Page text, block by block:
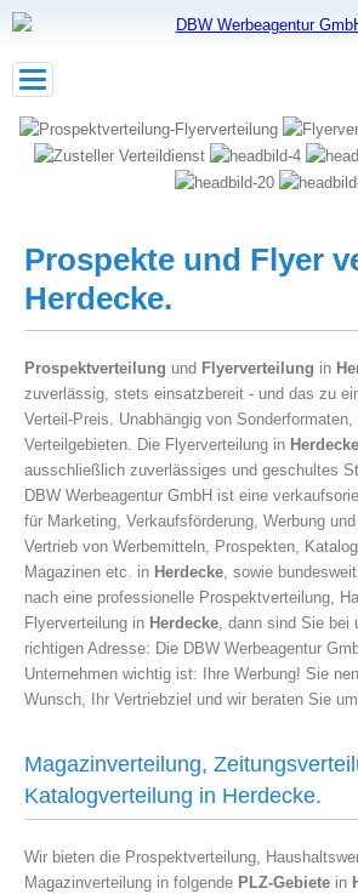
Toggle
Prospekte und Flyer
Herdecke.
Prospektverteilung und Flyerverteilung in
zuverlässig, stets einsatzbereit - und das zu
Verteil-Preis. Unabhängig von
Verteilgebieten. Die Flyerverteilung in Herdecke
ausschließlich zuverlässiges und geschultes
DBW Werbeagentur GmbH ist eine
für Marketing, Verkaufsförderung, Werbung
Vertrieb von Werbemitteln, Prospekten,
Magazinen etc. in Herdecke, sowie
nach eine professionelle Prospektverteilung,
Flyerverteilung in Herdecke, dann sind Sie bei
richtigen Adresse: Die DBW Werbeagentur
Unternehmen wichtig ist: Ihre Werbung! Sie
Wunsch, Ihr Vertriebziel und wir beraten Sie
Magazinverteilung,
Katalogverteilung in Herdecke.
Wir bieten die Prospektverteilung,
Magazinverteilung in folgende PLZ-Gebiete in